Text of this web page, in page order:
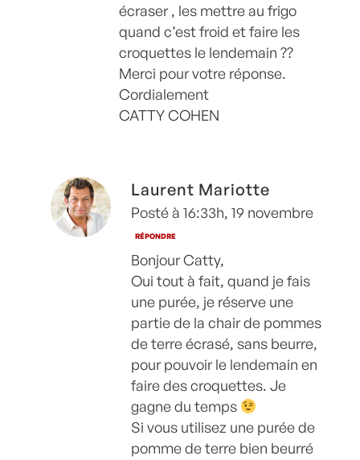
écraser , les mettre au frigo
quand c’est froid et faire les
croquettes le lendemain ??
Merci pour votre réponse.
Cordialement
CATTY COHEN
Laurent Mariotte
Posté à 16:33h, 19 novembre
RÉPONDRE
Bonjour Catty,
Oui tout à fait, quand je fais
une purée, je réserve une
partie de la chair de pommes
de terre écrasé, sans beurre,
pour pouvoir le lendemain en
faire des croquettes. Je
gagne du temps
Si vous utilisez une purée de
pomme de terre bien beurré